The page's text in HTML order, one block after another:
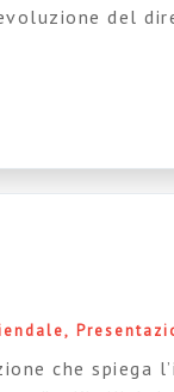
del
per […]
che spiega